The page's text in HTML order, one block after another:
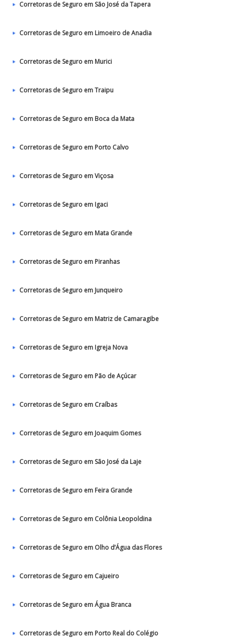
Corretoras de Seguro em São José da Tapera
Corretoras de Seguro em Limoeiro de Anadia
Corretoras de Seguro em Murici
Corretoras de Seguro em Traipu
Corretoras de Seguro em Boca da Mata
Corretoras de Seguro em Porto Calvo
Corretoras de Seguro em Viçosa
Corretoras de Seguro em Igaci
Corretoras de Seguro em Mata Grande
Corretoras de Seguro em Piranhas
Corretoras de Seguro em Junqueiro
Corretoras de Seguro em Matriz de Camaragibe
Corretoras de Seguro em Igreja Nova
Corretoras de Seguro em Pão de Açúcar
Corretoras de Seguro em Craíbas
Corretoras de Seguro em Joaquim Gomes
Corretoras de Seguro em São José da Laje
Corretoras de Seguro em Feira Grande
Corretoras de Seguro em Colônia Leopoldina
Corretoras de Seguro em Olho d’Água das Flores
Corretoras de Seguro em Cajueiro
Corretoras de Seguro em Água Branca
Corretoras de Seguro em Porto Real do Colégio